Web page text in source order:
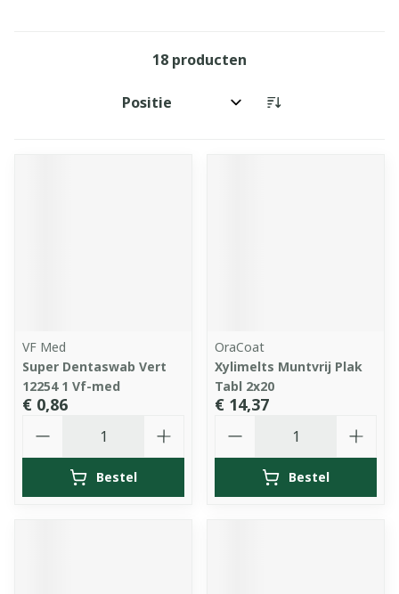
18 producten
Sorteer op:
VF Med
Super Dentaswab Vert
12254 1 Vf-med
€ 0,86
Bestel
OraCoat
Xylimelts Muntvrij Plak
Tabl 2x20
€ 14,37
Bestel